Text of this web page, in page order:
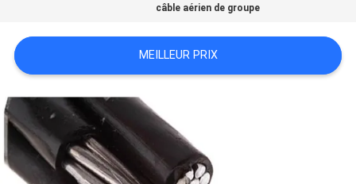
NOUVELLES
BLOG
DEMANDE
câble aérien de groupe
MEILLEUR PRIX